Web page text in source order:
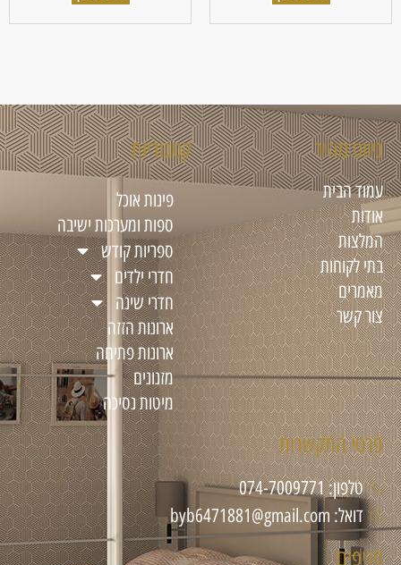
ניווט מהיר
עמוד הבית
אודות
המלצות
בתי לקוחות
מאמרים
צור קשר
קטגוריות
פינות אוכל
ספות ומערכות ישיבה
ספריות קודש
חדרי ילדים
חדרי שינה
ארונות הזזה
ארונות פתיחה
מזנונים
מיטות נסיכה
פרטי התקשרות
טלפון: 074-7009771
דואל: byb6471881@gmail.com
סניפים